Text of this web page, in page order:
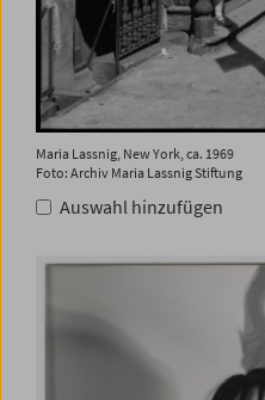
Maria Lassnig, New York, ca. 1969
Foto: Archiv Maria Lassnig Stiftung
Auswahl hinzufügen